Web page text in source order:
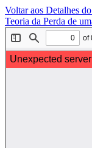
Voltar aos Detalhes
Teoria da Perda de